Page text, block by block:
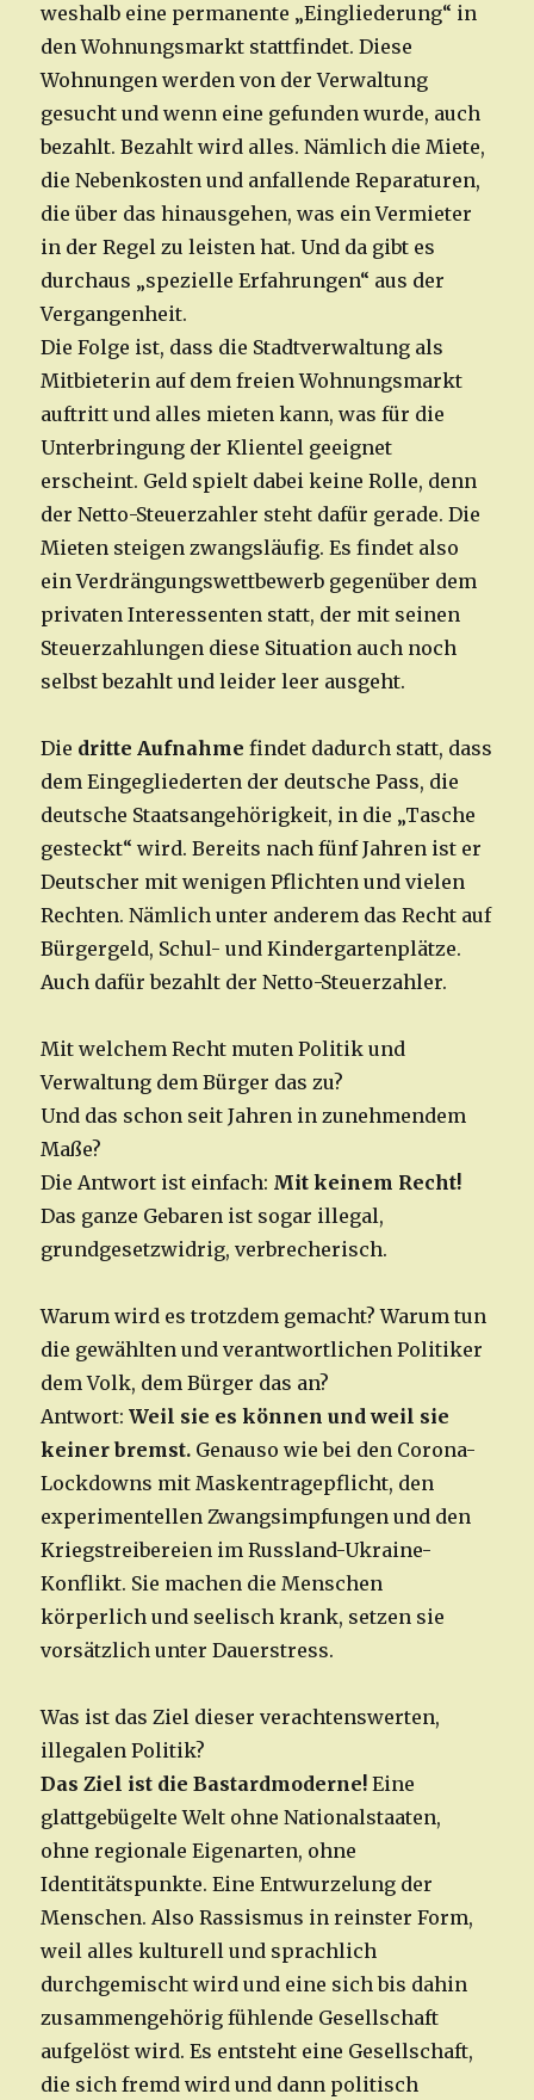
weshalb eine permanente „Eingliederung“ in
den Wohnungsmarkt stattfindet. Diese
Wohnungen werden von der Verwaltung
gesucht und wenn eine gefunden wurde, auch
bezahlt. Bezahlt wird alles. Nämlich die Miete,
die Nebenkosten und anfallende Reparaturen,
die über das hinausgehen, was ein Vermieter
in der Regel zu leisten hat. Und da gibt es
durchaus „spezielle Erfahrungen“ aus der
Vergangenheit.
Die Folge ist, dass die Stadtverwaltung als
Mitbieterin auf dem freien Wohnungsmarkt
auftritt und alles mieten kann, was für die
Unterbringung der Klientel geeignet
erscheint. Geld spielt dabei keine Rolle, denn
der Netto-Steuerzahler steht dafür gerade. Die
Mieten steigen zwangsläufig. Es findet also
ein Verdrängungswettbewerb gegenüber dem
privaten Interessenten statt, der mit seinen
Steuerzahlungen diese Situation auch noch
selbst bezahlt und leider leer ausgeht.
Die dritte Aufnahmefindet dadurch statt, dass
dem Eingegliederten der deutsche Pass, die
deutsche Staatsangehörigkeit, in die „Tasche
gesteckt“ wird. Bereits nach fünf Jahren ist er
Deutscher mit wenigen Pflichten und vielen
Rechten. Nämlich unter anderem das Recht auf
Bürgergeld, Schul- und Kindergartenplätze.
Auch dafür bezahlt der Netto-Steuerzahler.
Mit welchem Recht muten Politik und
Verwaltung dem Bürger das zu?
Und das schon seit Jahren in zunehmendem
Maße?
Die Antwort ist einfach: Mit keinem Recht!
Das ganze Gebaren ist sogar illegal,
grundgesetzwidrig, verbrecherisch.
Warum wird es trotzdem gemacht? Warum tun
die gewählten und verantwortlichen Politiker
dem Volk, dem Bürger das an?
Antwort:Weil sie es können und weil sie
keiner bremst. Genauso wie bei den Corona-
Lockdowns mit Maskentragepflicht, den
experimentellen Zwangsimpfungen und den
Kriegstreibereien im Russland-Ukraine-
Konflikt. Sie machen die Menschen
körperlich und seelisch krank, setzen sie
vorsätzlich unter Dauerstress.
Was ist das Ziel dieser verachtenswerten,
illegalen Politik?
Das Ziel ist die Bastardmoderne!Eine
glattgebügelte Welt ohne Nationalstaaten,
ohne regionale Eigenarten, ohne
Identitätspunkte. Eine Entwurzelung der
Menschen. Also Rassismus in reinster Form,
weil alles kulturell und sprachlich
durchgemischt wird und eine sich bis dahin
zusammengehörig fühlende Gesellschaft
aufgelöst wird. Es entsteht eine Gesellschaft,
die sich fremd wird und dann politisch